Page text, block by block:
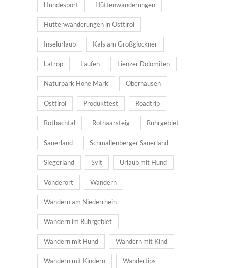
Hundesport Hüttenwanderungen
Hüttenwanderungen in Osttirol
Inselurlaub Kals am Großglockner
Latrop Laufen Lienzer Dolomiten
Naturpark Hohe Mark Oberhausen
Osttirol Produkttest Roadtrip
Rotbachtal Rothaarsteig Ruhrgebiet
Sauerland Schmallenberger Sauerland
Siegerland Sylt Urlaub mit Hund
Vonderort Wandern
Wandern am Niederrhein
Wandern im Ruhrgebiet
Wandern mit Hund Wandern mit Kind
Wandern mit Kindern Wandertips